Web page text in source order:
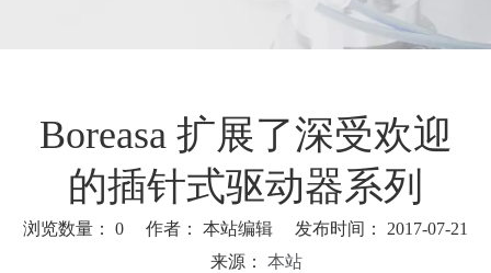
Boreasa 扩展了深受欢迎
的插针式驱动器系列
浏览数量： 0 作者： 本站编辑 发布时间： 2017-07-21
来源： 本站